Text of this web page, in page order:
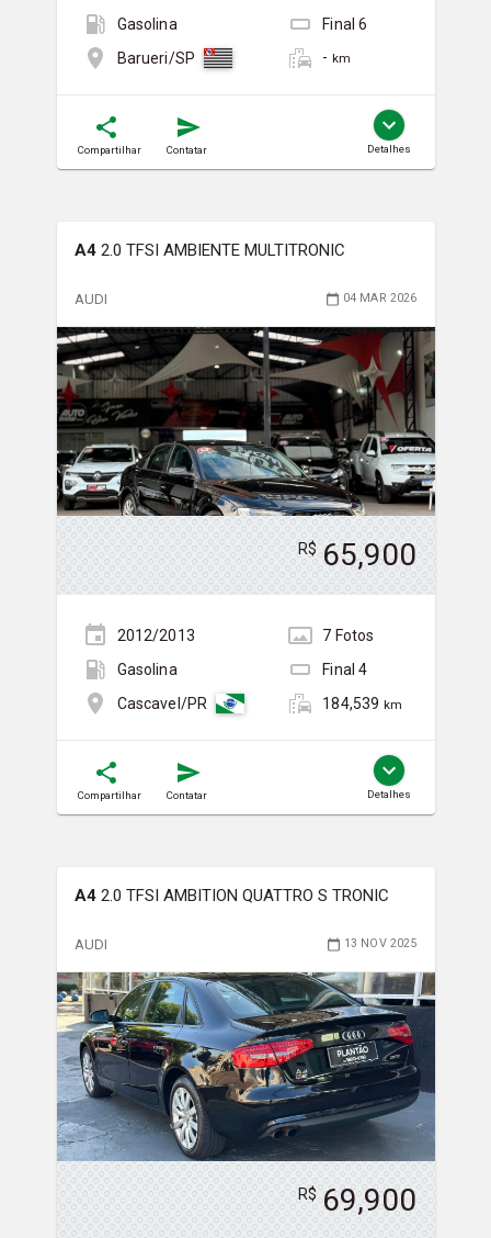
Gasolina
Final6
Barueri/SP
- km
Compartilhar Contatar Detalhes
A4 2.0 TFSI AMBIENTE MULTITRONIC
AUDI 04 MAR 2026
R$ 65,900
2012/2013 7 Fotos
Gasolina
Final4
Cascavel/PR
184,539 km
Compartilhar Contatar Detalhes
A4 2.0 TFSI AMBITION QUATTRO S TRONIC
AUDI 13 NOV 2025
R$ 69,900